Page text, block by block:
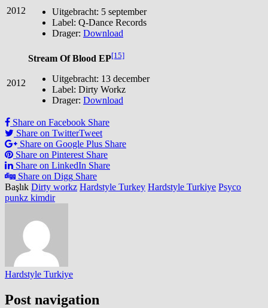
2012
Uitgebracht: 5 september
Label: Q-Dance Records
Drager: Download
2012
Stream Of Blood EP[15]
Uitgebracht: 13 december
Label: Dirty Workz
Drager: Download
Share on Facebook Share
Share on TwitterTweet
Share on Google Plus Share
Share on Pinterest Share
Share on LinkedIn Share
Share on Digg Share
Başlık Dirty workz Hardstyle Turkey Hardstyle Turkiye Psyco
punkz kimdir
Hardstyle Turkiye
Post navigation